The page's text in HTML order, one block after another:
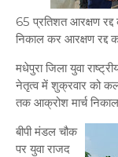
65 प्रतिशत आरक्षण
निकाल कर आरक्षण रद्द
मधेपुरा जिला युवा
नेतृत्व में शुक्रवार को
तक आक्रोश मार्च
बीपी मंडल चौक
पर युवा राजद